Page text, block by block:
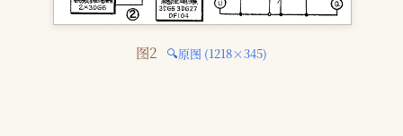
图2 🔍原图 (1218×345)